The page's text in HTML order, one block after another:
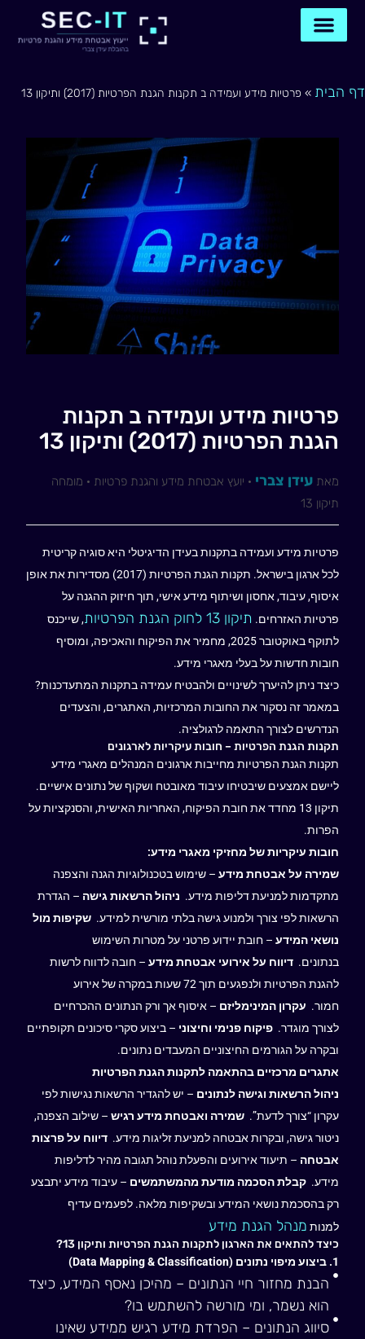
דילוג
דף הבית » פרטיות מידע ועמידה ב תקנות הגנת הפרטיות (2017) ותיקון 13
פרטיות מידע ועמידה ב תקנות
הגנת הפרטיות (2017) ותיקון 13
מאת עידן צברי · יועץ אבטחת מידע והגנת פרטיות · מומחה
תיקון 13
פרטיות מידע ועמידה בתקנות בעידן הדיגיטלי היא סוגיה קריטית
לכל ארגון בישראל. תקנות הגנת הפרטיות (2017) מסדירות את אופן
איסוף, עיבוד, אחסון ושיתוף מידע אישי, תוך חיזוק ההגנה על
פרטיות האזרחים. תיקון 13 לחוק הגנת הפרטיות
, שייכנס
לתוקף באוקטובר 2025, מחמיר את הפיקוח והאכיפה, ומוסיף
חובות חדשות על בעלי מאגרי מידע.
כיצד ניתן להיערך לשינויים ולהבטיח עמידה בתקנות המתעדכנות?
במאמר זה נסקור את החובות המרכזיות, האתגרים, והצעדים
הנדרשים לצורך התאמה לרגולציה.
תקנות הגנת הפרטיות – חובות עיקריות לארגונים
תקנות הגנת הפרטיות מחייבות ארגונים המנהלים מאגרי מידע
ליישם אמצעים שיבטיחו עיבוד מאובטח ושקוף של נתונים אישיים.
תיקון 13 מחדד את חובת הפיקוח, האחריות האישית, והסנקציות על
הפרות.
חובות עיקריות של מחזיקי מאגרי מידע:
שמירה על אבטחת מידע– שימוש בטכנולוגיות הגנה והצפנה
מתקדמות למניעת דליפות מידע. ניהול הרשאות גישה – הגדרת
הרשאות לפי צורך ולמנוע גישה בלתי מורשית למידע. שקיפות מול
נושאי המידע– חובת יידוע פרטני על מטרות השימוש
בנתונים. דיווח על אירועי אבטחת מידע– חובה לדווח לרשות
להגנת הפרטיות ולנפגעים תוך 72 שעות במקרה של אירוע
חמור. עקרון המינימליזם – איסוף אך ורק הנתונים ההכרחיים
לצורך מוגדר. פיקוח פנימי וחיצוני – ביצוע סקרי סיכונים תקופתיים
ובקרה על הגורמים החיצוניים המעבדים נתונים.
אתגרים מרכזיים בהתאמה לתקנות הגנת הפרטיות
ניהול הרשאות וגישה לנתונים – יש להגדיר הרשאות נגישות לפי
עקרון “צורך לדעת”. שמירה ואבטחת מידע רגיש– שילוב הצפנה,
ניטור גישה, ובקרות אבטחה למניעת זליגות מידע. דיווח על פרצות
אבטחה – תיעוד אירועים והפעלת נוהל תגובה מהיר לדליפות
מידע. קבלת הסכמה מודעת מהמשתמשים – עיבוד מידע יתבצע
רק בהסכמת נושאי המידע ובשקיפות מלאה. לפעמים עדיף
למנות מנהל הגנת מידע
כיצד להתאים את הארגון לתקנות הגנת הפרטיות ותיקון 13?
1. ביצוע מיפוי נתונים (Data Mapping & Classification)
הבנת מחזור חיי הנתונים – מהיכן נאסף המידע, כיצד
הוא נשמר, ומי מורשה להשתמש בו?
סיווג הנתונים – הפרדת מידע רגיש ממידע שאינו